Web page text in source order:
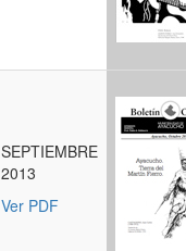
SEPTIEMBRE
2013
Ver PDF